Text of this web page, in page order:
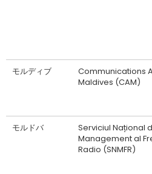
モルディブ
Communications
Maldives (CAM)
モルドバ
Serviciul Național
Management al
Radio (SNMFR)